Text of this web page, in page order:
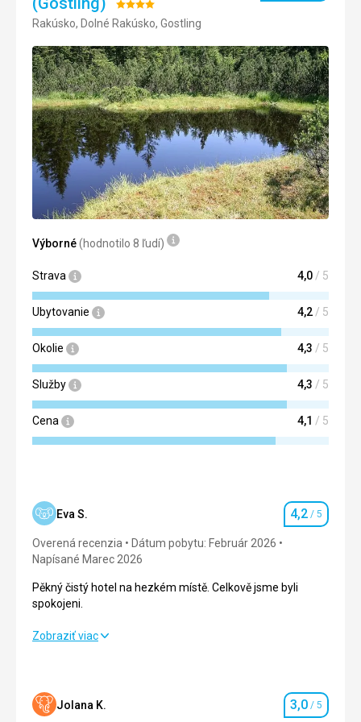
Google Translate Hodnotenie:
4/5
Rakúsko, Dolné Rakúsko, Gostling
Výborné(hodnotilo 8 ľudí)
Strava 4,0 / 5
Ubytovanie 4,2 / 5
Okolie 4,3 / 5
Služby 4,3 / 5
Cena 4,1 / 5
Eva S. Hodnotenie
4,2 / 5
Overená recenzia
Dátum pobytu: Február 2026
Napísané Marec 2026
Pěkný čistý hotel na hezkém místě. Celkově jsme byli
spokojeni.
Pěkný čistý hotel na hezkém místě. Celkově jsme byli
Ubytovanie 4,0/ 5
Zobraziť viac
Jolana K. Hodnotenie
3,0 / 5